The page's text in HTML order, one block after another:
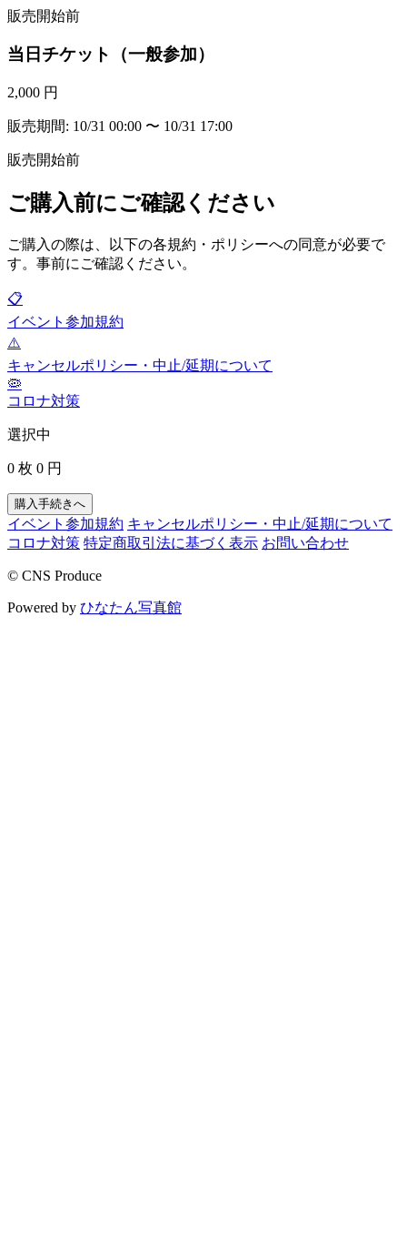
販売開始前
当日チケット（一般参加）
2,000 円
販売期間: 10/31 00:00 〜 10/31 17:00
販売開始前
ご購入前にご確認ください
ご購入の際は、以下の各規約・ポリシーへの同意が必要で
す。事前にご確認ください。
📋
イベント参加規約
⚠️
キャンセルポリシー・中止/延期について
🦠
コロナ対策
選択中
0 枚 0 円
購入手続きへ
イベント参加規約 キャンセルポリシー・中止/延期について
コロナ対策 特定商取引法に基づく表示 お問い合わせ
© CNS Produce
Powered by ひなたん写真館